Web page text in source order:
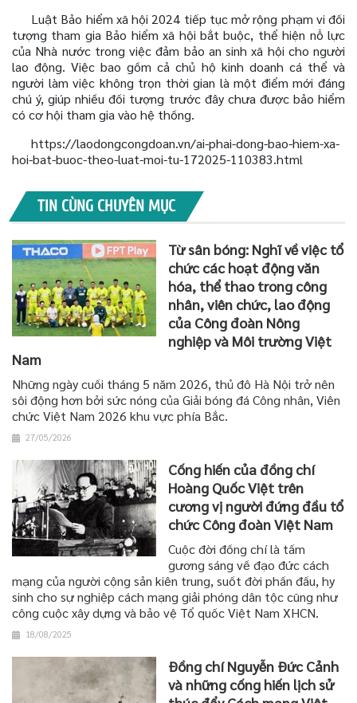
Luật Bảo hiểm xã hội 2024 tiếp tục mở rộng phạm vi đối
tượng tham gia Bảo hiểm xã hội bắt buộc, thể hiện nỗ lực
của Nhà nước trong việc đảm bảo an sinh xã hội cho người
lao động. Việc bao gồm cả chủ hộ kinh doanh cá thể và
người làm việc không trọn thời gian là một điểm mới đáng
chú ý, giúp nhiều đối tượng trước đây chưa được bảo hiểm
có cơ hội tham gia vào hệ thống.
https://laodongcongdoan.vn/ai-phai-dong-bao-hiem-xa-
hoi-bat-buoc-theo-luat-moi-tu-172025-110383.html
TIN CÙNG CHUYÊN MỤC
Từ sân bóng: Nghĩ về việc tổ
chức các hoạt động văn
hóa, thể thao trong công
nhân, viên chức, lao động
của Công đoàn Nông
nghiệp và Môi trường Việt
Nam
Những ngày cuối tháng 5 năm 2026, thủ đô Hà Nội trở nên
sôi động hơn bởi sức nóng của Giải bóng đá Công nhân, Viên
chức Việt Nam 2026 khu vực phía Bắc.
27/05/2026
Cống hiến của đồng chí
Hoàng Quốc Việt trên
cương vị người đứng đầu tổ
chức Công đoàn Việt Nam
Cuộc đời đồng chí là tấm
gương sáng về đạo đức cách
mạng của người cộng sản kiên trung, suốt đời phấn đấu, hy
sinh cho sự nghiệp cách mạng giải phóng dân tộc cũng như
công cuộc xây dựng và bảo vệ Tổ quốc Việt Nam XHCN.
18/08/2025
Đồng chí Nguyễn Đức Cảnh
và những cống hiến lịch sử